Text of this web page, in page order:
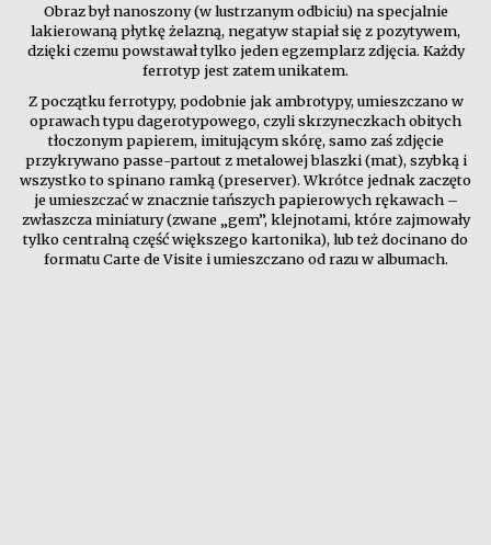
Obraz był nanoszony (w lustrzanym odbiciu) na specjalnie
lakierowaną płytkę żelazną, negatyw stapiał się z pozytywem,
dzięki czemu powstawał tylko jeden egzemplarz zdjęcia. Każdy
ferrotyp jest zatem unikatem.
Z początku ferrotypy, podobnie jak ambrotypy, umieszczano w
oprawach typu dagerotypowego, czyli skrzyneczkach obitych
tłoczonym papierem, imitującym skórę, samo zaś zdjęcie
przykrywano passe-partout z metalowej blaszki (mat), szybką i
wszystko to spinano ramką (preserver). Wkrótce jednak zaczęto
je umieszczać w znacznie tańszych papierowych rękawach –
zwłaszcza miniatury (zwane „gem”, klejnotami, które zajmowały
tylko centralną część większego kartonika), lub też docinano do
formatu Carte de Visite i umieszczano od razu w albumach.